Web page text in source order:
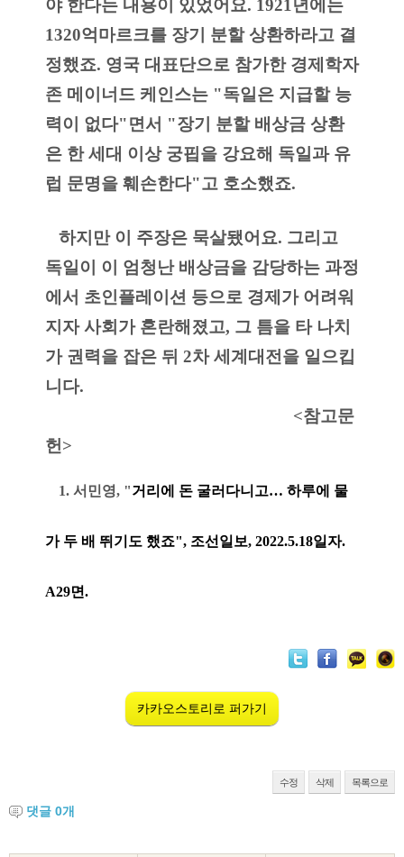
야 한다는 내용이 있었어요. 1921년에는
1320억마르크를 장기 분할 상환하라고 결
정했죠. 영국 대표단으로 참가한 경제학자
존 메이너드 케인스는 "독일은 지급할 능
력이 없다"면서 "장기 분할 배상금 상환
은 한 세대 이상 궁핍을 강요해 독일과 유
럽 문명을 훼손한다"고 호소했죠.
독일이 이 엄청난 배상금을 감당하는 과정
에서 초인플레이션 등으로 경제가 어려워
지자 사회가 혼란해졌고, 그 틈을 타 나치
가 권력을 잡은 뒤 2차 세계대전을 일으킵
니다.
헌>
1. 서민영, "거리에 돈 굴러다니고… 하루에 물
가 두 배 뛰기도 했죠", 조선일보, 2022.5.18일자.
A29면.
카카오스토리로 퍼가기
수정 삭제 목록으로
댓글 0개